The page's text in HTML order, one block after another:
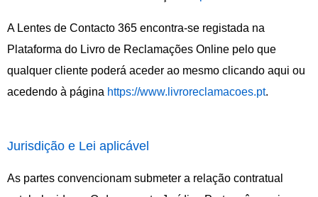
A Lentes de Contacto 365 encontra-se registada na
Plataforma do Livro de Reclamações Online pelo que
qualquer cliente poderá aceder ao mesmo clicando aqui ou
acedendo à página https://www.livroreclamacoes.pt.
Jurisdição e Lei aplicável
As partes convencionam submeter a relação contratual